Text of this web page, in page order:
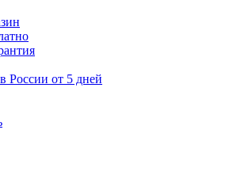
России от 5 дней